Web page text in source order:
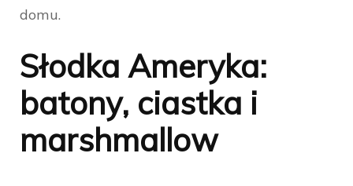
domu.
Słodka Ameryka:
batony, ciastka i
marshmallow